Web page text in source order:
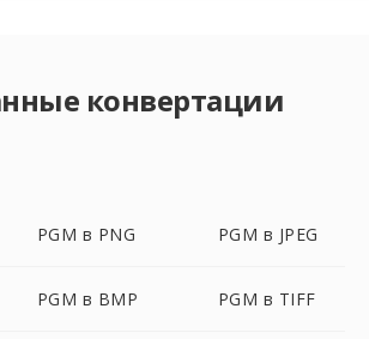
конвертации
PGM в PNG PGM в JPEG
PGM в BMP PGM в TIFF